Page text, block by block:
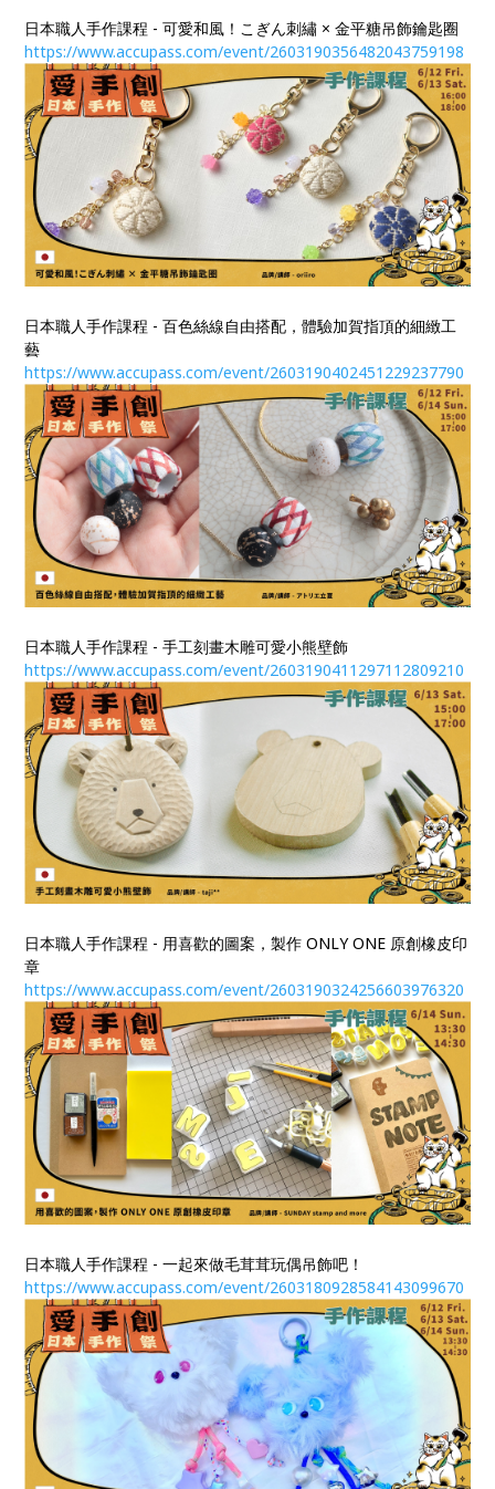
日本職人手作課程 - 可愛和風！こぎん刺繡 × 金平糖吊飾鑰匙圈
https://www.accupass.com/event/2603190356482043759198
日本職人手作課程 - 百色絲線自由搭配，體驗加賀指頂的細緻工
藝
https://www.accupass.com/event/2603190402451229237790​
日本職人手作課程 - 手工刻畫木雕可愛小熊壁飾
https://www.accupass.com/event/2603190411297112809210
日本職人手作課程 - 用喜歡的圖案，製作 ONLY ONE 原創橡皮印
章
https://www.accupass.com/event/2603190324256603976320
日本職人手作課程 - 一起來做毛茸茸玩偶吊飾吧！
https://www.accupass.com/event/2603180928584143099670